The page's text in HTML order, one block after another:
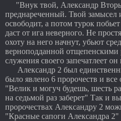
"Внук твой, Александр
преднареченный. Твой замысел
освободит, а потом турок
даст от ига неверного. Не
охоту на него начнут, убьют
верноподданной
служения своего запечатлеет
Александр 2 был
было явлено 6 пророчеств и
"Велик и могуч будешь, шесть
на седьмой раз заберет" Так и
пророчествах Александру 2
"Красные сапоги Александра 2"